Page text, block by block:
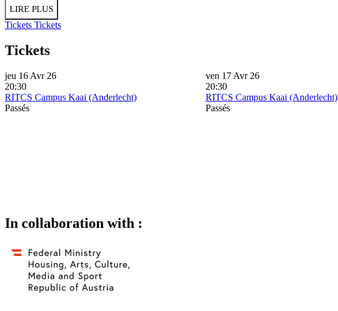
LIRE PLUS
Tickets Tickets
Tickets
jeu 16 Avr 26
20:30
RITCS Campus Kaai (Anderlecht)
Passés
ven 17 Avr 26
20:30
RITCS Campus Kaai (Anderlecht)
Passés
In collaboration with :